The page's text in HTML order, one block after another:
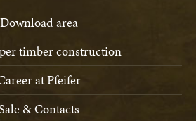
Download area
timber construction
at Pfeifer
& Contacts